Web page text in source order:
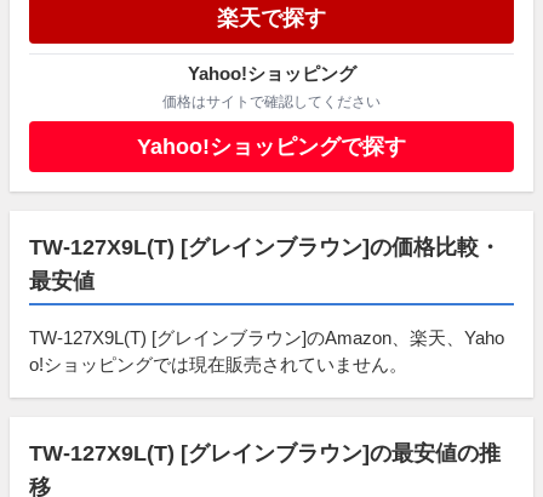
楽天で探す
Yahoo!ショッピング
価格はサイトで確認してください
Yahoo!ショッピングで探す
TW-127X9L(T) [グレインブラウン]の価格比較・
最安値
TW-127X9L(T) [グレインブラウン]のAmazon、楽天、Yaho
o!ショッピングでは現在販売されていません。
TW-127X9L(T) [グレインブラウン]の最安値の推
移